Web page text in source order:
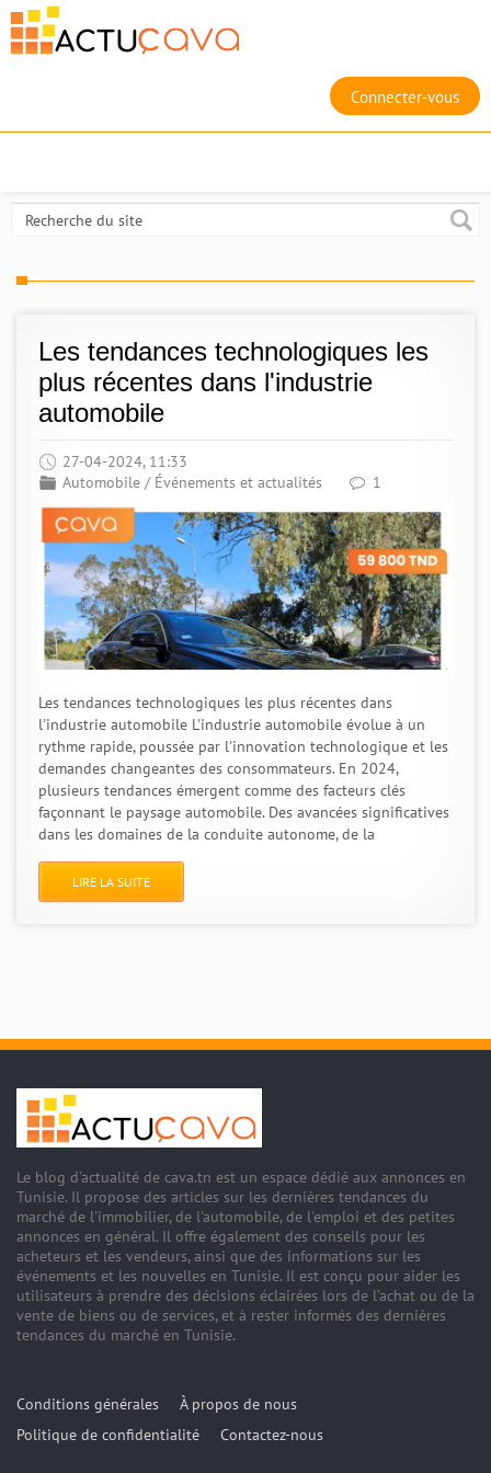
Connecter-vous
Les tendances technologiques les
plus récentes dans l'industrie
automobile
27-04-2024, 11:33
Automobile / Événements et actualités 1
Les tendances technologiques les plus récentes dans
l'industrie automobile L'industrie automobile évolue à un
rythme rapide, poussée par l'innovation technologique et les
demandes changeantes des consommateurs. En 2024,
plusieurs tendances émergent comme des facteurs clés
façonnant le paysage automobile. Des avancées significatives
dans les domaines de la conduite autonome, de la
LIRE LA SUITE
Le blog d'actualité de cava.tn est un espace dédié aux annonces en
Tunisie. Il propose des articles sur les dernières tendances du
marché de l'immobilier, de l'automobile, de l'emploi et des petites
annonces en général. Il offre également des conseils pour les
acheteurs et les vendeurs, ainsi que des informations sur les
événements et les nouvelles en Tunisie. Il est conçu pour aider les
utilisateurs à prendre des décisions éclairées lors de l'achat ou de la
vente de biens ou de services, et à rester informés des dernières
tendances du marché en Tunisie.
Conditions générales
À propos de nous
Politique de confidentialité
Contactez-nous